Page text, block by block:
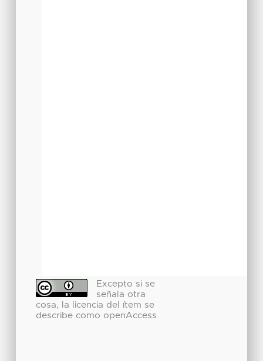
Excepto si se
señala otra
cosa, la licencia del ítem se
describe como openAccess